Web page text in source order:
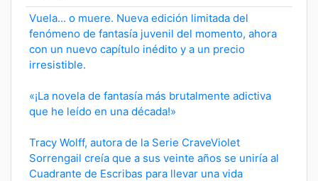
Vuela... o muere. Nueva edición limitada del
fenómeno de fantasía juvenil del momento, ahora
con un nuevo capítulo inédito y a un precio
irresistible.
«¡La novela de fantasía más brutalmente adictiva
que he leído en una década!»
Tracy Wolff, autora de la Serie CraveViolet
Sorrengail creía que a sus veinte años se uniría al
Cuadrante de Escribas para llevar una vida